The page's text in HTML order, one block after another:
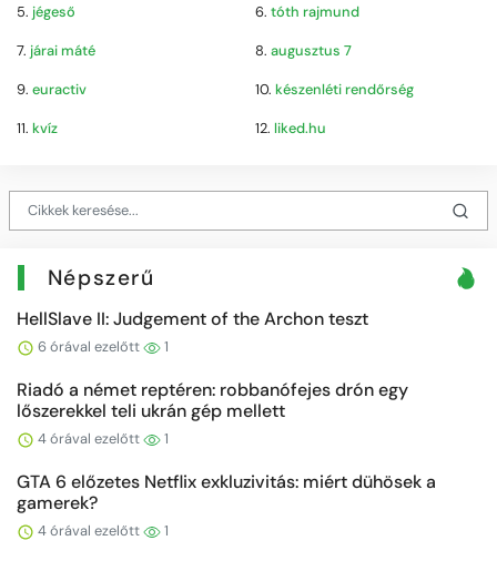
5. jégeső 6. tóth rajmund
7. járai máté 8. augusztus 7
9. euractiv 10. készenléti rendőrség
11. kvíz 12. liked.hu
Népszerű
HellSlave II: Judgement of the Archon teszt
6 órával ezelőtt 1
Riadó a német reptéren: robbanófejes drón egy
lőszerekkel teli ukrán gép mellett
4 órával ezelőtt 1
GTA 6 előzetes Netflix exkluzivitás: miért dühösek a
gamerek?
4 órával ezelőtt 1